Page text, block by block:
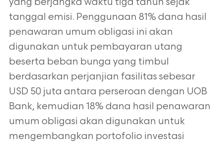
tanggal emisi. Penggunaan 81% dana hasil
penawaran umum obligasi ini akan
digunakan untuk pembayaran utang
beserta beban bunga yang timbul
berdasarkan perjanjian fasilitas sebesar
USD 50 juta antara perseroan dengan UOB
Bank, kemudian 18% dana hasil penawaran
umum obligasi akan digunakan untuk
mengembangkan portofolio investasi